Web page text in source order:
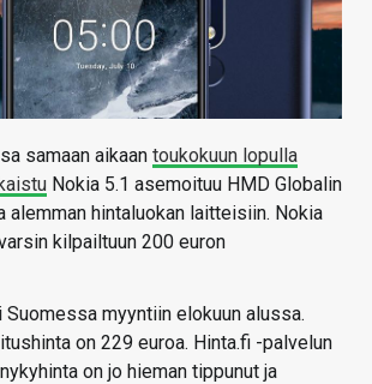
samaan aikaan toukokuun lopulla
Nokia 5.1 asemoituu HMD Globalin
hintaluokan laitteisiin. Nokia
kilpailtuun 200 euron
Suomessa myyntiin elokuun alussa.
on 229 euroa. Hinta.fi -palvelun
on jo hieman tippunut ja